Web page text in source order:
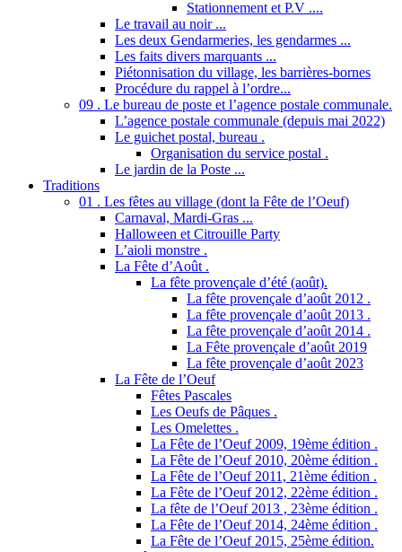
Stationnement et P.V ....
Le travail au noir ...
Les deux Gendarmeries, les gendarmes ...
Les faits divers marquants ...
Piétonnisation du village, les barrières-bornes
Procédure du rappel à l’ordre...
09 . Le bureau de poste et l’agence postale communale.
L’agence postale communale (depuis mai 2022)
Le guichet postal, bureau .
Organisation du service postal .
Le jardin de la Poste ...
Traditions
01 . Les fêtes au village (dont la Fête de l’Oeuf)
Carnaval, Mardi-Gras ...
Halloween et Citrouille Party
L’aioli monstre .
La Fête d’Août .
La fête provençale d’été (août).
La fête provençale d’août 2012 .
La fête provençale d’août 2013 .
La fête provençale d’août 2014 .
La Fête provençale d’août 2019
La fête provençale d’août 2023
La Fête de l’Oeuf
Fêtes Pascales
Les Oeufs de Pâques .
Les Omelettes .
La Fête de l’Oeuf 2009, 19ème édition .
La Fête de l’Oeuf 2010, 20ème édition .
La Fête de l’Oeuf 2011, 21ème édition .
La Fête de l’Oeuf 2012, 22ème édition .
La fête de l’Oeuf 2013 , 23ème édition .
La Fête de l’Oeuf 2014, 24ème édition .
La Fête de l’Oeuf 2015, 25ème édition.